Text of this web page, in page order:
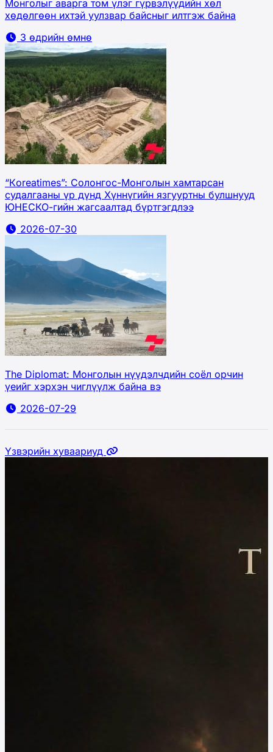
Монголыг аварга том үлэг гүрвэлүүдийн хөл
хөдөлгөөн ихтэй уулзвар байсныг илтгэж байна
3 өдрийн өмнө
“Кoreatimes”: Солонгос-Монголын хамтарсан
судалгааны үр дүнд Хүннүгийн язгууртны булшнууд
ЮНЕСКО-гийн жагсаалтад бүртгэгдлээ
2026-07-30
The Diplomat: Монголын нүүдэлчдийн соёл орчин
үеийг хэрхэн чиглүүлж байна вэ
2026-07-29
Үзвэрийн хуваариуд